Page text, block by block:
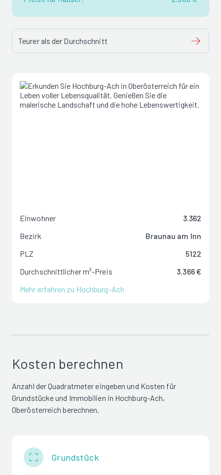
Teurer als der Durchschnitt
Einwohner
3.362
Bezirk
Braunau am Inn
PLZ
5122
Durchschnittlicher m²-Preis
3.366 €
Mehr erfahren zu Hochburg-Ach
Kosten berechnen
Anzahl der Quadratmeter eingeben und Kosten für
Grundstücke und Immobilien in Hochburg-Ach,
Oberösterreich berechnen.
Grundstück